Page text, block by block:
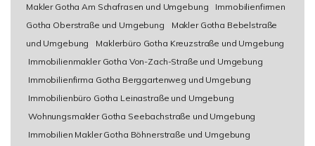
Makler Gotha Am Schafrasen und Umgebung
Immobilienfirmen
Gotha Oberstraße und Umgebung
Makler Gotha Bebelstraße
und Umgebung
Maklerbüro Gotha Kreuzstraße und Umgebung
Immobilienmakler Gotha Von-Zach-Straße und Umgebung
Immobilienfirma Gotha Berggartenweg und Umgebung
Immobilienbüro Gotha Leinastraße und Umgebung
Wohnungsmakler Gotha Seebachstraße und Umgebung
Immobilien Makler Gotha Böhnerstraße und Umgebung